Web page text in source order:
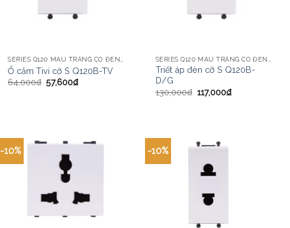
Ổ cắm Tivi cỡ S Q120B-TV
64,000₫ 57,600₫
Triết áp đèn cỡ S Q120B-
D/G
130,000₫ 117,000₫
-10% -10%